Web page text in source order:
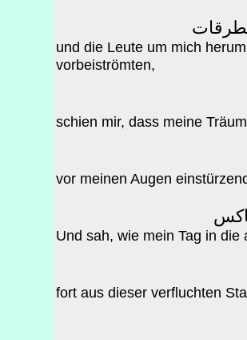
und die Leute um mich
vorbeiströmten,
schien mir, dass meine
vor meinen Augen
Und sah, wie mein Tag in
fort aus dieser verfluchten